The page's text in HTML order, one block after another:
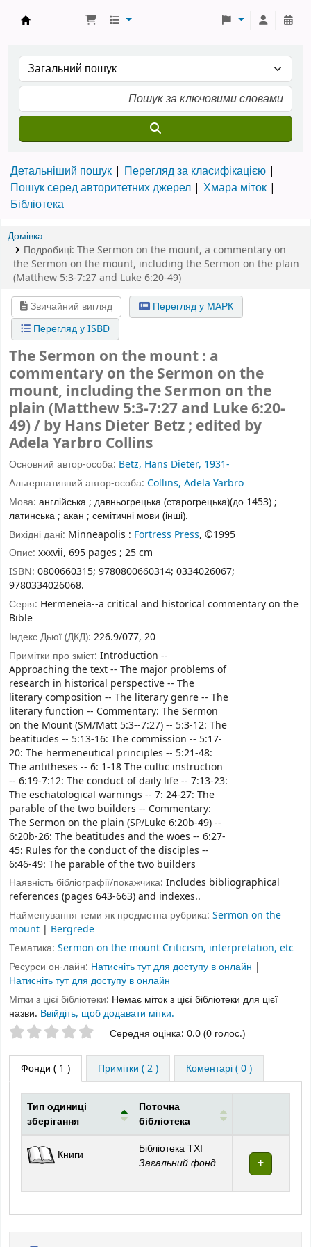
Детальніший пошук
Перегляд за класифікацією
Пошук серед авторитетних джерел
Хмара міток
Бібліотека
Домівка
Подробиці: The Sermon on the mount, a commentary on
the Sermon on the mount, including the Sermon on the plain
(Matthew 5:3-7:27 and Luke 6:20-49)
Звичайний вигляд
Перегляд у МАРК
Перегляд у ISBD
The Sermon on the mount : a
commentary on the Sermon on the
mount, including the Sermon on the
plain (Matthew 5:3-7:27 and Luke 6:20-
49) / by Hans Dieter Betz ; edited by
Adela Yarbro Collins
Основний автор-особа: Betz, Hans Dieter, 1931-
Альтернативний автор-особа: Collins, Adela Yarbro
Мова: англійська ; давньогрецька (старогрецька)(до 1453) ;
латинська ; акан ; семітичні мови (інші).
Вихідні дані: Minneapolis : Fortress Press, ©1995
Опис: xxxvii, 695 pages ; 25 cm
ISBN: 0800660315; 9780800660314; 0334026067;
9780334026068.
Серія: Hermeneia--a critical and historical commentary on the
Bible
Індекс Дьюї (ДКД): 226.9/077, 20
Примітки про зміст: Introduction --
Approaching the text -- The major problems of
research in historical perspective -- The
literary composition -- The literary genre -- The
literary function -- Commentary: The Sermon
on the Mount (SM/Matt 5:3--7:27) -- 5:3-12: The
beatitudes -- 5:13-16: The commission -- 5:17-
20: The hermeneutical principles -- 5:21-48:
The antitheses -- 6: 1-18 The cultic instruction
-- 6:19-7:12: The conduct of daily life -- 7:13-23:
The eschatological warnings -- 7: 24-27: The
parable of the two builders -- Commentary:
The Sermon on the plain (SP/Luke 6:20b-49) --
6:20b-26: The beatitudes and the woes -- 6:27-
45: Rules for the conduct of the disciples --
6:46-49: The parable of the two builders
Наявність бібліографії/покажчика: Includes bibliographical
references (pages 643-663) and indexes..
Найменування теми як предметна рубрика: Sermon on the
mount | Bergrede
Тематика: Sermon on the mount Criticism, interpretation, etc
Ресурси он-лайн: Натисніть тут для доступу в онлайн |
Натисніть тут для доступу в онлайн
Мітки з цієї бібліотеки: Немає міток з цієї бібліотеки для цієї
назви. Ввійдіть, щоб додавати мітки.
Оцінки зірочкамиСередня оцінка: 0.0 (0 голос.)
Фонди ( 1 ) Примітки ( 2 ) Коментарі ( 0 )
Фонди
Тип одиниці
зберігання
Поточна
бібліотека
Книги Бібліотека ТХІ
Загальний фонд